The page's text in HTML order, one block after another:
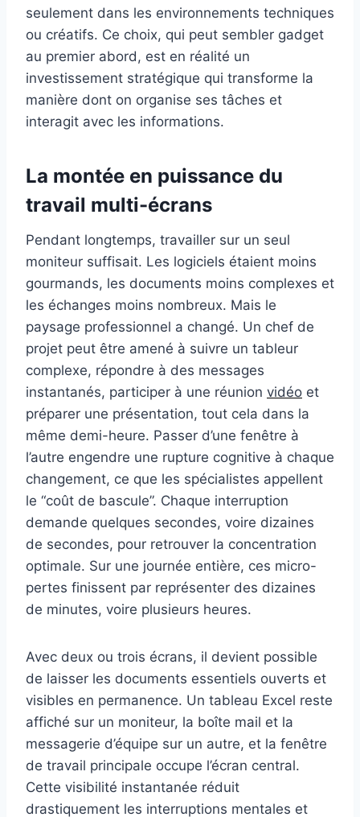
seulement dans les environnements techniques
ou créatifs. Ce choix, qui peut sembler gadget
au premier abord, est en réalité un
investissement stratégique qui transforme la
manière dont on organise ses tâches et
interagit avec les informations.
La montée en puissance du
travail multi-écrans
Pendant longtemps, travailler sur un seul
moniteur suffisait. Les logiciels étaient moins
gourmands, les documents moins complexes et
les échanges moins nombreux. Mais le
paysage professionnel a changé. Un chef de
projet peut être amené à suivre un tableur
complexe, répondre à des messages
instantanés, participer à une réunion vidéo et
préparer une présentation, tout cela dans la
même demi-heure. Passer d’une fenêtre à
l’autre engendre une rupture cognitive à chaque
changement, ce que les spécialistes appellent
le “coût de bascule”. Chaque interruption
demande quelques secondes, voire dizaines
de secondes, pour retrouver la concentration
optimale. Sur une journée entière, ces micro-
pertes finissent par représenter des dizaines
de minutes, voire plusieurs heures.
Avec deux ou trois écrans, il devient possible
de laisser les documents essentiels ouverts et
visibles en permanence. Un tableau Excel reste
affiché sur un moniteur, la boîte mail et la
messagerie d’équipe sur un autre, et la fenêtre
de travail principale occupe l’écran central.
Cette visibilité instantanée réduit
drastiquement les interruptions mentales et